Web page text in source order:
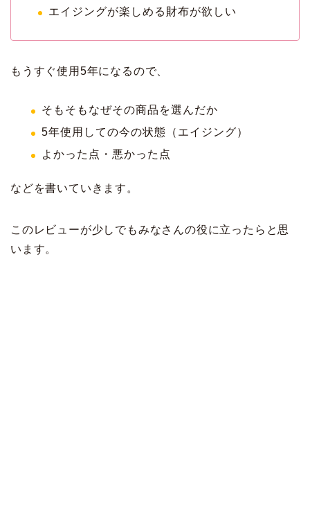
エイジングが楽しめる財布が欲しい
もうすぐ使用5年になるので、
そもそもなぜその商品を選んだか
5年使用しての今の状態（エイジング）
よかった点・悪かった点
などを書いていきます。
このレビューが少しでもみなさんの役に立ったらと思
います。